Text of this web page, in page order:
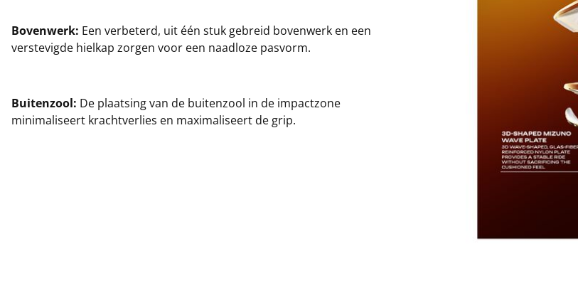
Bovenwerk: Een verbeterd, uit één stuk gebreid bovenwerk en een
verstevigde hielkap zorgen voor een naadloze pasvorm.
Buitenzool: De plaatsing van de buitenzool in de impactzone
minimaliseert krachtverlies en maximaliseert de grip.